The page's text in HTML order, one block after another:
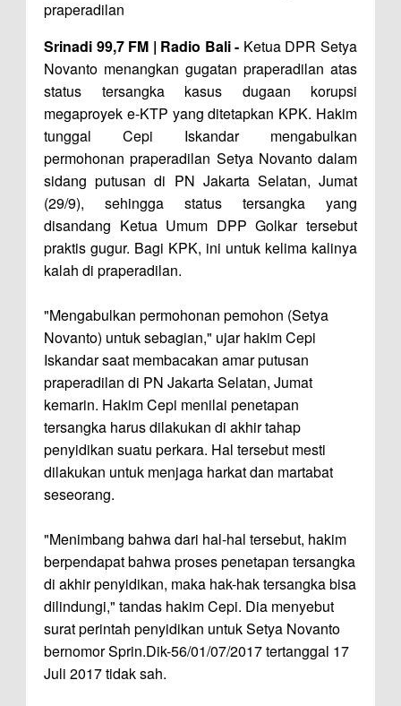
Srinadi 99,7 FM | Radio Bali - Ketua DPR Setya
Novanto menangkan gugatan praperadilan atas
status tersangka kasus dugaan korupsi
megaproyek e-KTP yang ditetapkan KPK. Hakim
tunggal Cepi Iskandar mengabulkan
permohonan praperadilan Setya Novanto dalam
sidang putusan di PN Jakarta Selatan, Jumat
(29/9), sehingga status tersangka yang
disandang Ketua Umum DPP Golkar tersebut
praktis gugur. Bagi KPK, ini untuk kelima kalinya
kalah di praperadilan.
"Mengabulkan permohonan pemohon (Setya
Novanto) untuk sebagian," ujar hakim Cepi
Iskandar saat membacakan amar putusan
praperadilan di PN Jakarta Selatan, Jumat
kemarin. Hakim Cepi menilai penetapan
tersangka harus dilakukan di akhir tahap
penyidikan suatu perkara. Hal tersebut mesti
dilakukan untuk menjaga harkat dan martabat
seseorang.
"Menimbang bahwa dari hal-hal tersebut, hakim
berpendapat bahwa proses penetapan tersangka
di akhir penyidikan, maka hak-hak tersangka bisa
dilindungi," tandas hakim Cepi. Dia menyebut
surat perintah penyidikan untuk Setya Novanto
bernomor Sprin.Dik-56/01/07/2017 tertanggal 17
Juli 2017 tidak sah.